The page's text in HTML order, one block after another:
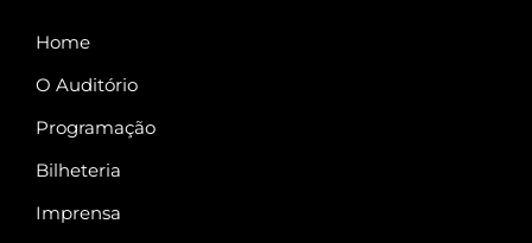
Home
O Auditório
Programação
Bilheteria
Imprensa